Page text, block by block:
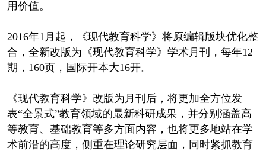
用价值。
2016年1月起，《现代教育科学》将原编辑版块优化整
合，全新改版为《现代教育科学》学术月刊，每年12
期，160页，国际开本大16开。
《现代教育科学》改版为月刊后，将更加全方位发
表“全景式”教育领域的最新科研成果，并分别涵盖高
等教育、基础教育等多方面内容，也将更多地站在学
术前沿的高度，侧重在理论研究层面，同时紧抓教育